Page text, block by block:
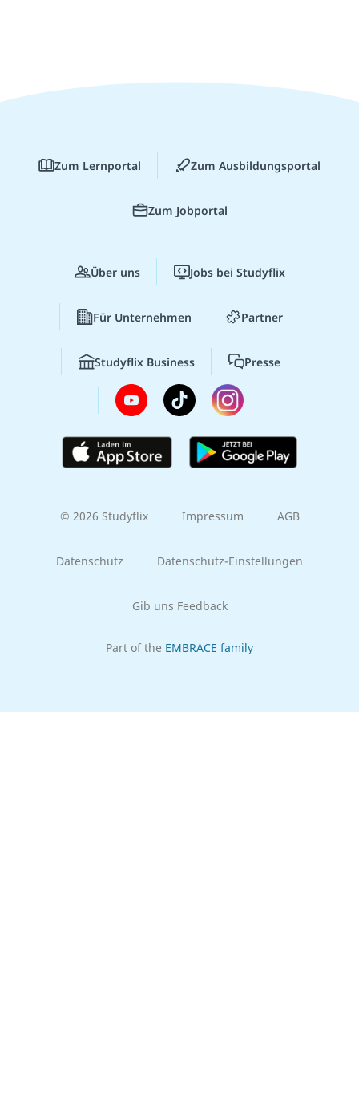
Zum Lernportal Zum Ausbildungsportal
Zum Jobportal
Über uns Jobs bei Studyflix
Für Unternehmen Partner
Studyflix Business Presse
© 2026 Studyflix Impressum AGB
Datenschutz Datenschutz-Einstellungen
Gib uns Feedback
Part of the EMBRACE family